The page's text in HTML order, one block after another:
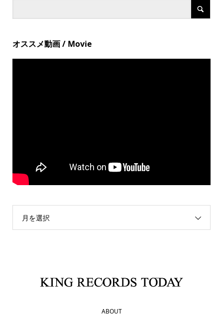
オススメ動画 / Movie
月を選択
ABOUT